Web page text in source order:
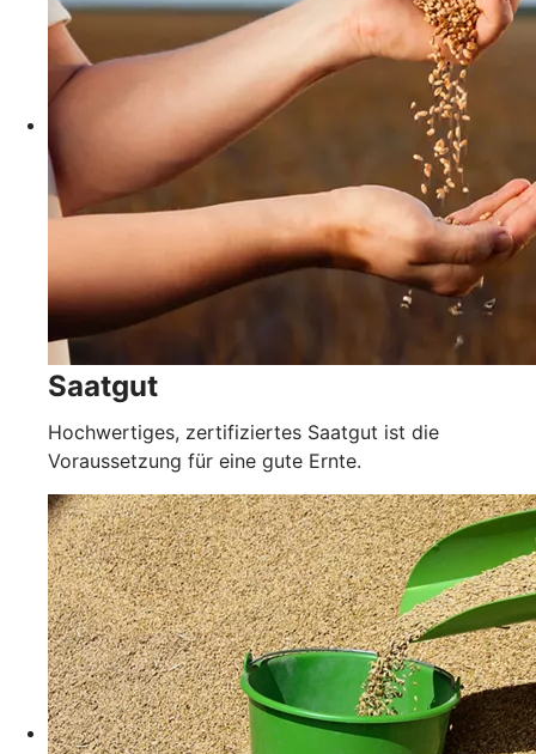
Saatgut
Hochwertiges, zertifiziertes Saatgut ist die
Voraussetzung für eine gute Ernte.